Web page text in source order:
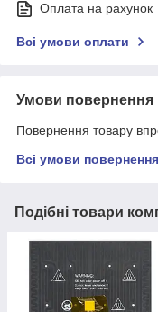
Оплата на рахунок
Всі умови оплати
Умови повернення
Повернення товару
Всі умови повернення
Подібні товари